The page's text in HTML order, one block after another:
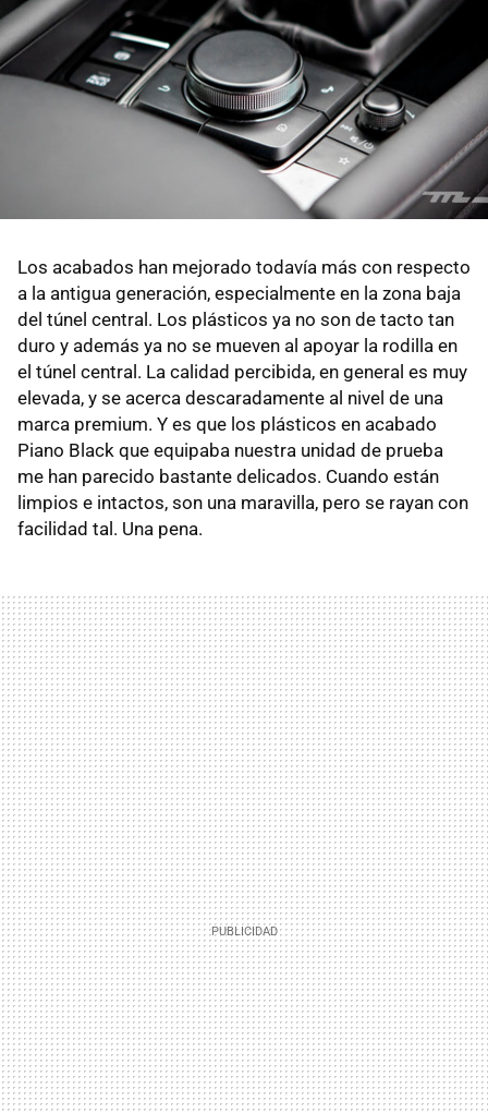
Los acabados han mejorado todavía más con respecto
a la antigua generación, especialmente en la zona baja
del túnel central. Los plásticos ya no son de tacto tan
duro y además ya no se mueven al apoyar la rodilla en
el túnel central. La calidad percibida, en general es muy
elevada, y se acerca descaradamente al nivel de una
marca premium. Y es que los plásticos en acabado
Piano Black que equipaba nuestra unidad de prueba
me han parecido bastante delicados. Cuando están
limpios e intactos, son una maravilla, pero se rayan con
facilidad tal. Una pena.